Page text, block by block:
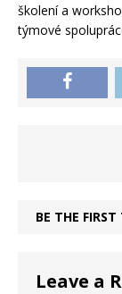
školení a
týmové
BE THE
Leave a